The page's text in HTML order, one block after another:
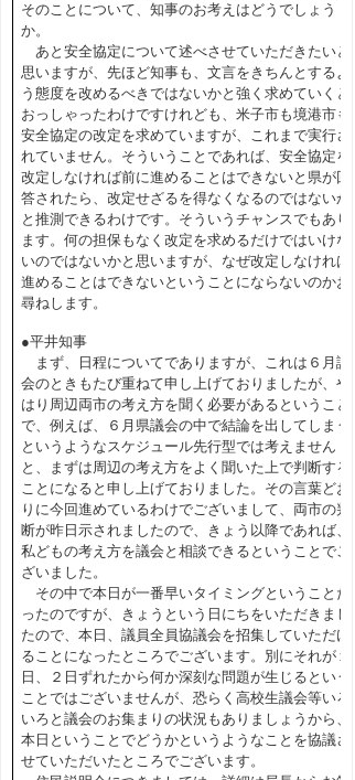
そのことについて、知事のお考えはどうでしょう
か。
あと安全協定について述べさせていただきたいと
思いますが、先ほど知事も、文言をきちんとするよ
う態度を改めるべきではないかと強く求めていくと
おっしゃったわけですけれども、米子市も境港市も
安全協定の改定を求めていますが、これまで実行さ
れていません。そういうことであれば、安全協定を
改定しなければ前に進めることはできないと県が回
答されたら、改定せざるを得なくなるのではないか
と推測できるわけです。そういうチャンスでもあり
ます。何の担保もなく改定を求めるだけではいけな
いのではないかと思いますが、なぜ改定しなければ
進めることはできないということにならないのかお
尋ねします。
●平井知事
まず、日程についてでありますが、これは６月議
会のときもたび重ねて申し上げておりましたが、や
はり周辺両市の考え方を聞く必要があるということ
で、例えば、６月県議会の中で結論を出してしまう
というようなスケジュール先行型では考えません
と、まずは周辺の考え方をよく聞いた上で判断する
ことになると申し上げておりました。その言葉どお
りに今回進めているわけでございまして、両市の判
断が昨日示されましたので、きょう以降であれば、
私どもの考え方を議会と相談できるということでご
ざいました。
その中で本日が一番早いタイミングということだ
ったのですが、きょうという日にちをいただきまし
たので、本日、議員全員協議会を招集していただけ
ることになったところでございます。別にそれが１
日、２日ずれたから何か深刻な問題が生じるという
ことではございませんが、恐らく高校生議会等いろ
いろと議会のお集まりの状況もありましょうから、
本日ということでどうかというようなことを協議さ
せていただいたところでございます。